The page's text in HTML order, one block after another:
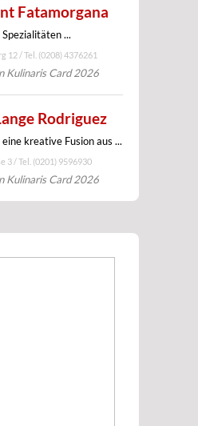
Fatamorgana
...
12 / Tel. (0208) 4376261
Kulinaris Card 2026
Rodriguez
eine kreative Fusion aus ...
3 / Tel. (0201) 9596930
Kulinaris Card 2026